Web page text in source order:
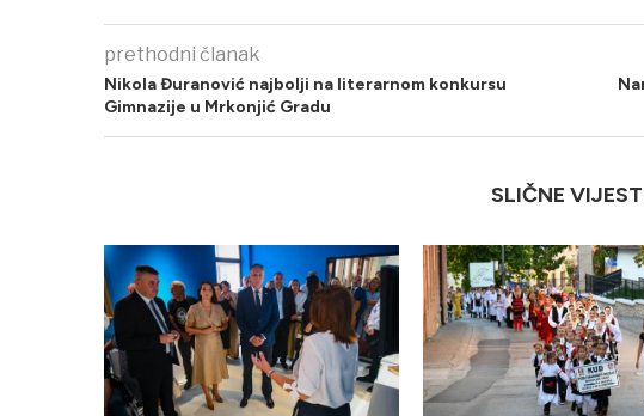
prethodni članak
Nikola Đuranović najbolji na literarnom konkursu
Gimnazije u Mrkonjić Gradu
SLIČNE